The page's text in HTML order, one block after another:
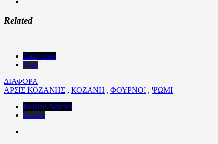
Related
Categories
Tags
ΔΙΑΦΟΡΑ
ΑΡΣΙΣ ΚΟΖΑΝΗΣ , ΚΟΖΑΝΗ , ΦΟΥΡΝΟΙ , ΨΩΜΙ
Related Articles
Author